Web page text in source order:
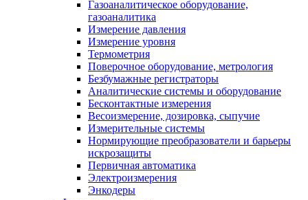
Газоаналитическое оборудование,
газоаналитика
Измерение давления
Измерение уровня
Термометрия
Поверочное оборудование, метрология
Безбумажные регистраторы
Аналитические системы и оборудование
Бесконтактные измерения
Весоизмерение, дозировка, сыпучие
Измерительные системы
Нормирующие преобразователи и барьеры
искрозащиты
Первичная автоматика
Электроизмерения
Энкодеры